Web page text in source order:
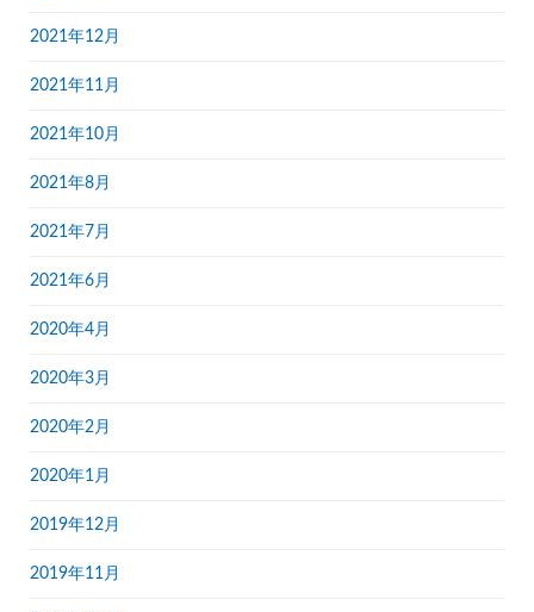
2021年12月
2021年11月
2021年10月
2021年8月
2021年7月
2021年6月
2020年4月
2020年3月
2020年2月
2020年1月
2019年12月
2019年11月